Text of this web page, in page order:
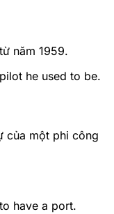
năm 1959.
he used to be.
của một phi công
have a port.